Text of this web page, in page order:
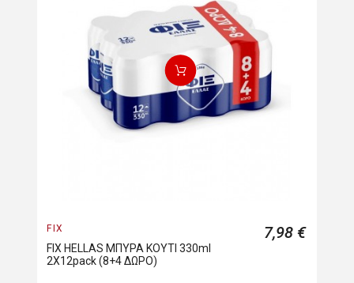
FIX
FIX HELLAS ΜΠΥΡΑ ΚΟΥΤΙ 330ml
2X12pack (8+4 ΔΩΡΟ)
7,98 €